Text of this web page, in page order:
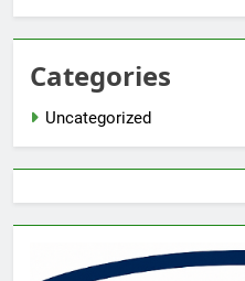
Categories
Uncategorized